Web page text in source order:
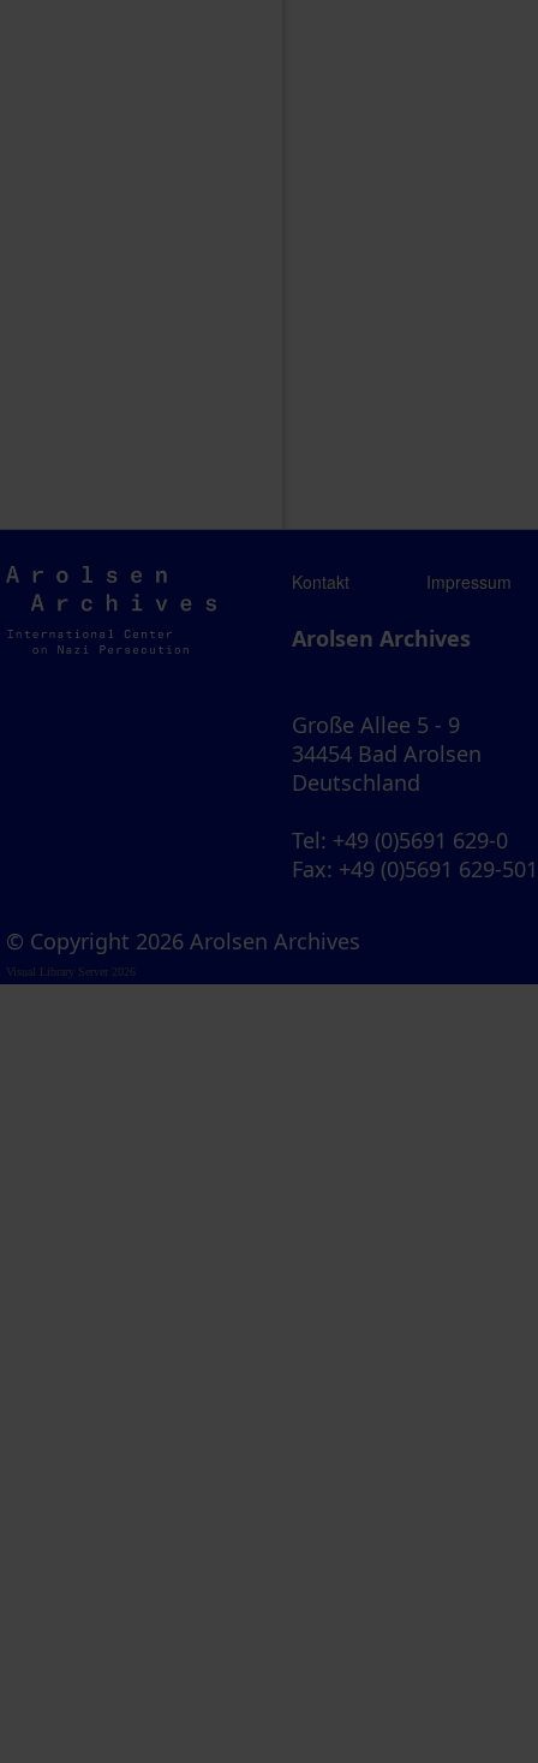
Arolsen
Archives
Kontakt Impressum
Arolsen Archives
Große Allee 5 - 9
34454 Bad Arolsen
Deutschland
Tel: +49 (0)5691 629-0
Fax: +49 (0)5691 629-501
© Copyright 2026 Arolsen Archives
Visual Library Server 2026